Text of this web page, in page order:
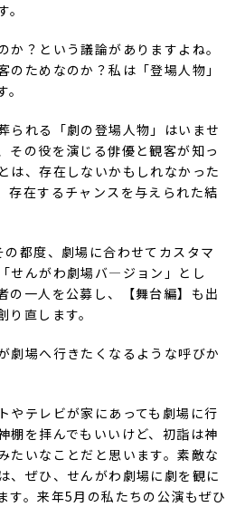
か？という議論がありますよね。
のためなのか？私は「登場人物」
られる「劇の登場人物」はいませ
その役を演じる俳優と観客が知っ
は、存在しないかもしれなかった
存在するチャンスを与えられた結
都度、劇場に合わせてカスタマ
せんがわ劇場バ―ジョン」とし
の一人を公募し、【舞台編】も出
直します。
劇場へ行きたくなるような呼びか
テレビが家にあっても劇場に行
棚を拝んでもいいけど、初詣は神
たいなことだと思います。素敵な
、ぜひ、せんがわ劇場に劇を観に
す。来年5月の私たちの公演もぜひ